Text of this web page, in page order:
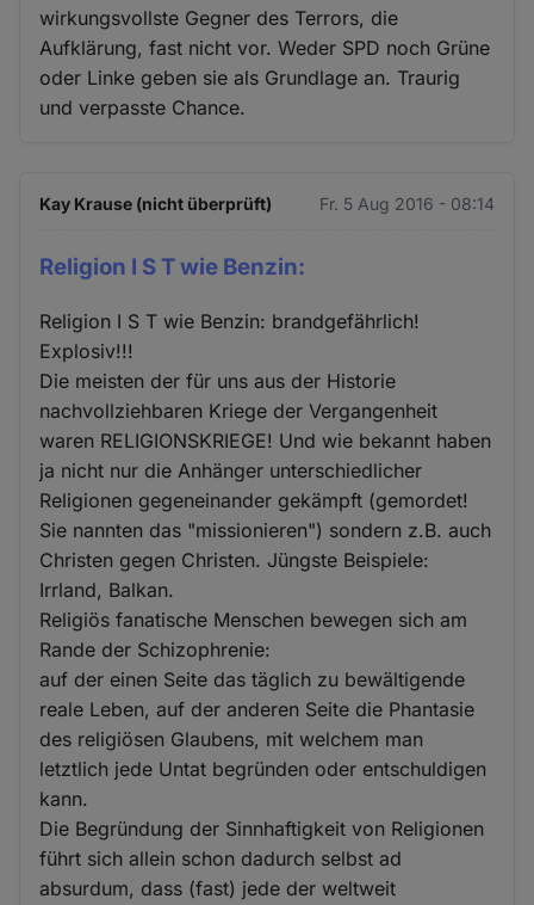
wirkungsvollste Gegner des Terrors, die
Aufklärung, fast nicht vor. Weder SPD noch Grüne
oder Linke geben sie als Grundlage an. Traurig
und verpasste Chance.
Kay Krause (nicht überprüft) Fr. 5 Aug 2016 - 08:14
Religion I S T wie Benzin:
Religion I S T wie Benzin: brandgefährlich!
Explosiv!!!
Die meisten der für uns aus der Historie
nachvollziehbaren Kriege der Vergangenheit
waren RELIGIONSKRIEGE! Und wie bekannt haben
ja nicht nur die Anhänger unterschiedlicher
Religionen gegeneinander gekämpft (gemordet!
Sie nannten das "missionieren") sondern z.B. auch
Christen gegen Christen. Jüngste Beispiele:
Irrland, Balkan.
Religiös fanatische Menschen bewegen sich am
Rande der Schizophrenie:
auf der einen Seite das täglich zu bewältigende
reale Leben, auf der anderen Seite die Phantasie
des religiösen Glaubens, mit welchem man
letztlich jede Untat begründen oder entschuldigen
kann.
Die Begründung der Sinnhaftigkeit von Religionen
führt sich allein schon dadurch selbst ad
absurdum, dass (fast) jede der weltweit